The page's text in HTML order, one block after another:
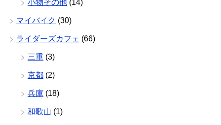
小物その他 (14)
マイバイク (30)
ライダーズカフェ (66)
三重 (3)
京都 (2)
兵庫 (18)
和歌山 (1)